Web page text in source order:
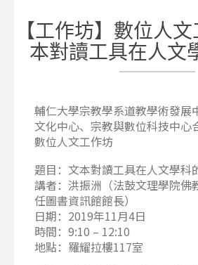
【工作坊】數位人
本對讀工具在人文
輔仁大學宗教學系道教學術發展
文化中心、宗教與數位科技中心
數位人文工作坊
題目：文本對讀工具在人文學科
講者：洪振洲（法鼓文理學院佛
任圖書資訊館館長）
日期：2019年11月4日
時間：9:10 – 12:10
地點：羅耀拉樓117室